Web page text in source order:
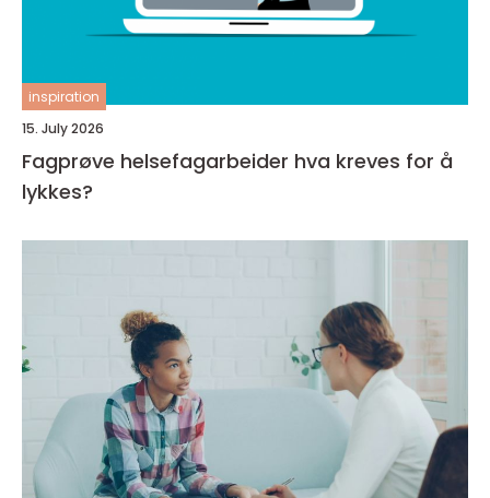
inspiration
15. July 2026
Fagprøve helsefagarbeider hva kreves for å
lykkes?